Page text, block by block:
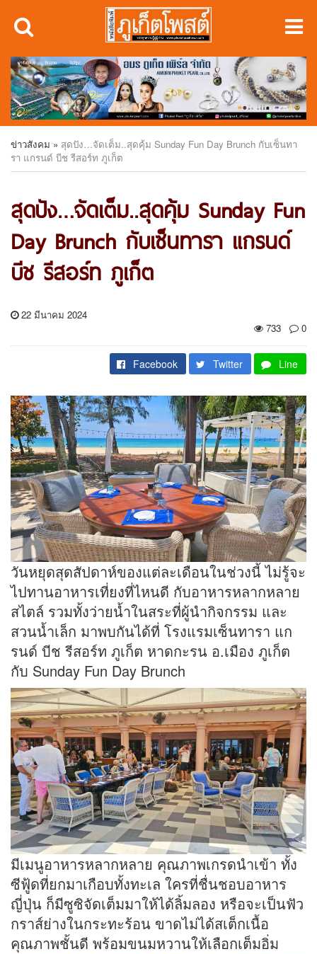
ข่าวสังคม » สุดปัง…จัดเต็ม..สุดคุ้ม Sunday Fun Day Brunch กับเซ็นทา
รา แกรนด์ บีช รีสอร์ท ภูเก็ต
สุดปัง…จัดเต็ม..สุดคุ้ม Sunday Fun
Day Brunch กับเซ็นทารา แกรนด์
บีช รีสอร์ท ภูเก็ต
22 มีนาคม 2024
733
0
Facebook Twitter Line
วันหยุดสุดสัปดาห์ของแต่ละเดือนในช่วงนี้ ไม่รู้จะ
ไปทานอาหารเที่ยงที่ไหนดี กับอาหารหลากหลาย
สไตล์ รวมทั้งว่ายน้ำในสระที่ผู้นำกิจกรรม และ
สวนน้ำเล็ก มาพบกันได้ที่ โรงแรมเซ็นทารา แก
รนด์ บีช รีสอร์ท ภูเก็ต หาดกะรน อ.เมือง ภูเก็ต
กับ Sunday Fun Day Brunch
มีเมนูอาหารหลากหลาย คุณภาพเกรดนำเข้า ทั้ง
ซีฟู้ดที่ยกมาเกือบทั้งทะเล ใครที่ชื่นชอบอาหาร
ญี่ปุ่น ก็มีซูซิจัดเต็มมาให้ได้ลิ้มลอง หรือจะเป็นฟัว
กราส์ย่างในกระทะร้อน ขาดไม่ได้สเต็กเนื้อ
คุณภาพชั้นดี พร้อมขนมหวานให้เลือกเต็มอิ่ม